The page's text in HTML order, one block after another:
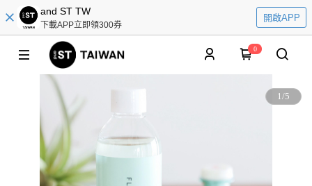
and ST TW
下載APP立即領300券
開啟APP
0
1/5